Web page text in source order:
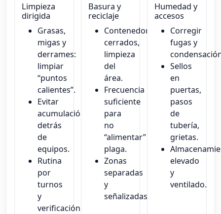
Limpieza
dirigida
Grasas,
migas y
derrames:
limpiar
“puntos
calientes”.
Evitar
acumulación
detrás
de
equipos.
Rutina
por
turnos
y
verificación.
Basura y
reciclaje
Contenedores
cerrados,
limpieza
del
área.
Frecuencia
suficiente
para
no
“alimentar”
plaga.
Zonas
separadas
y
señalizadas.
Humedad y
accesos
Corregir
fugas y
Sellos
en
puertas,
pasos
de
tubería,
grietas.
elevado
y
ventilado.